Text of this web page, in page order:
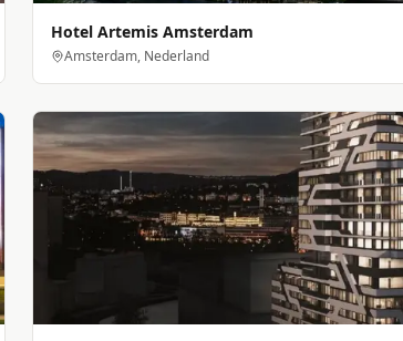
Hotel Artemis Amsterdam
Amsterdam, Nederland